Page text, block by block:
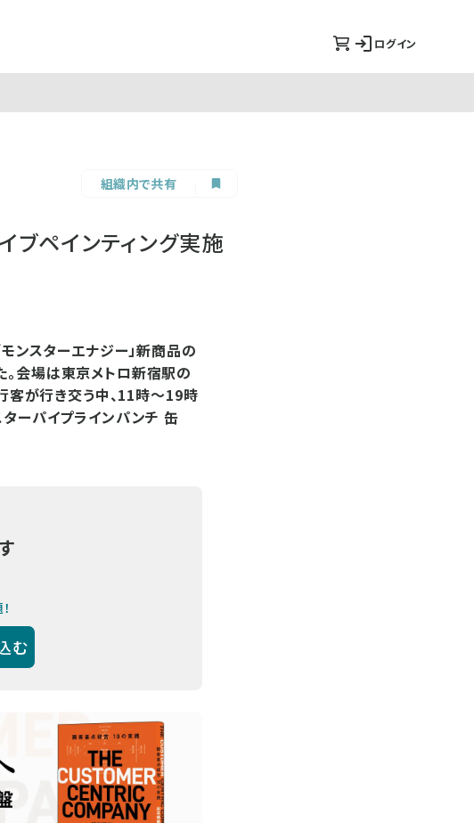
ログイン
組織内で共有
ブペインティング実施
ンスターエナジー」新商品の
。会場は東京メトロ新宿駅の
客が行き交う中、11時～19時
ターパイプラインパンチ 缶
む